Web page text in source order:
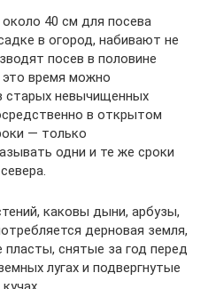
40 см для посева
в огород, набивают не
посев в половине
это время можно
старых невычищенных
в открытом
— только
одни и те же сроки
каковы дыни, арбузы,
дерновая земля,
снятые за год перед
лугах и подвергнутые